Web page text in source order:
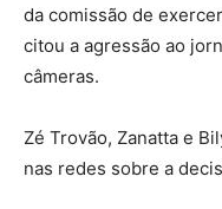
da comissão de
citou a agressão ao
câmeras.
Zé Trovão, Zanatta e
nas redes sobre a